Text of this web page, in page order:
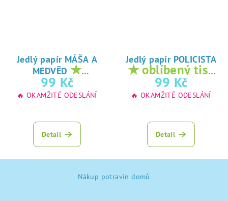
Jedlý papír MÁŠA A
MEDVĚD ★
oblíbený tisk na
jedlý papír
99 Kč
🔥 OKAMŽITÉ ODESLÁNÍ
Detail
Jedlý papír POLICISTA
★ oblíbený tisk
na jedlý papír
99 Kč
🔥 OKAMŽITÉ ODESLÁNÍ
Detail
Nákup potravin domů